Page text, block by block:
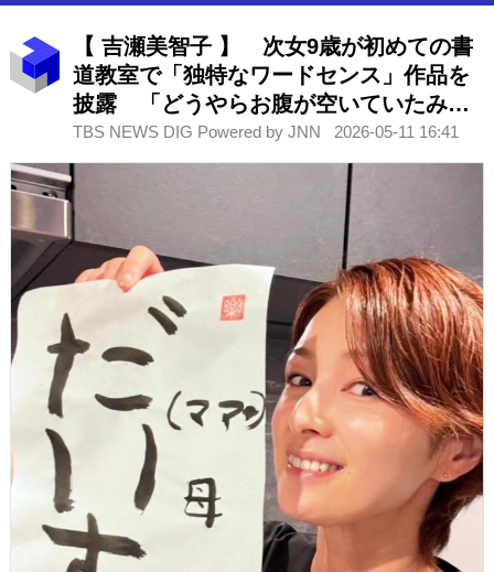
【 吉瀬美智子 】 次女9歳が初めての書
道教室で「独特なワードセンス」作品を
披露 「どうやらお腹が空いていたみた
い」「ビャンビャン最高」
TBS NEWS DIG Powered by JNN 2026-05-11 16:41